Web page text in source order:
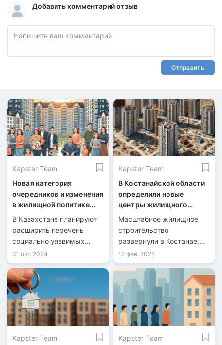
Добавить комментарий отзыв
Отправить
Kapster Team
Новая категория
очередников и изменения
в жилищной политике
Казахстана
В Казахстане планируют
расширить перечень
социально уязвимых
слоёв населения, добавив
новую категорию
очередников на
получение жилья.
31 окт. 2024
Kapster Team
В Костанайской области
определили новые
центры жилищного
строительства
Масштабное жилищное
строительство
развернули в Костанае,
Рудном и Костанайском
районе.
12 фев. 2025
Kapster Team
Kapster Team